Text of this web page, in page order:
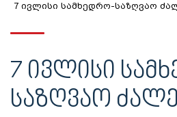
7 ივლისი სამხედრო-საზღვაო
7 ᲘᲕᲚᲘᲡᲘ
ᲡᲐᲖᲦᲕᲐᲝ